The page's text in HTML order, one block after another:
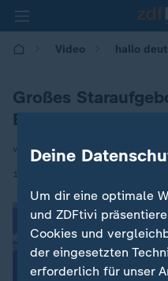
Video hallo
Großes
Bambi"
von Caroline Hermann
12.11.2025 | 17:10
Deine
Um dir eine optimale
und ZDFtivi
Cookies und
der eingesetzten
erforderlich für unser